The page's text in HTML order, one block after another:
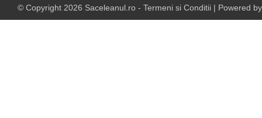
© Copyright 2026 Saceleanul.ro - Termeni si Conditii | Powered